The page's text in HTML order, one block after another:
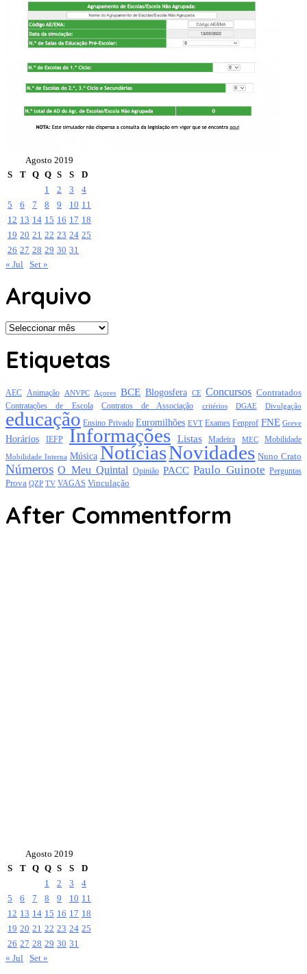
Agosto 2019
S
T Q Q S S
D
1
2 3
4
5
6 7 8 9 10 11
12 13 14 15 16 17 18
19 20 21 22 23 24 25
26 27 28 29 30 31
« Jul
Set »
Arquivo
Arquivo
Etiquetas
AEC Animação ANVPC Açores BCE Blogosfera CE Concursos Contratados
Contratações de Escola Contratos de Associação critérios DGAE Divulgação
educação Ensino Privado Euromilhões EVT Exames Fenprof FNE Greve
Horários IEFP Informações Listas Madeira MEC Mobilidade
Mobilidade Interna Música NotíciasNovidades Nuno Crato
Números O Meu Quintal Opinião PACC Paulo Guinote Perguntas
Prova QZP TV VAGAS Vinculação
After Commentform
Agosto 2019
S
T Q Q S S
D
1
2 3
4
5
6 7 8 9 10 11
12 13 14 15 16 17 18
19 20 21 22 23 24 25
26 27 28 29 30 31
« Jul Set »